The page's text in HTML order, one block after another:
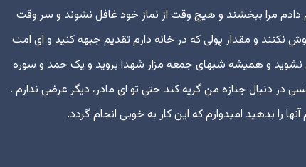
دادم مرا ببخشند و هیچ وقت از نماز خود غافل نشوند و سر وقت
نکنند و مقدار پولی که در خانه دارم تقدیم جبهه کنید و ای امت
نشوید و همیشه شبهای جمعه مزار شهدا بروید و یک حمد و سوره
دنبال جنازه من گریه کند حتی تو ای مادر، دیگر عرضی ندارم .